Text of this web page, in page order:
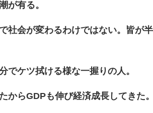
が有る。
社会が変わるわけではない。皆が半
でケツ拭ける様な一握りの人。
からGDPも伸び経済成長してきた